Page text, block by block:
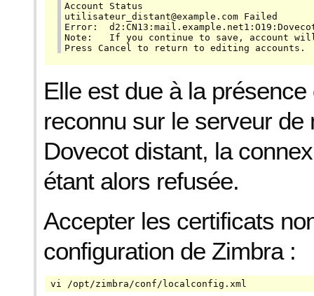
Account Status
utilisateur_distant@example.com Failed
Error:	d2:CN13:mail.example.net1:O19:Dovecot mail server2:OU13:mail.example.net6:accept4:true5:alias31:mail.example.com:A1B2C3D4E5F6G7H8I:fromi123456789012345:host14:mail.example.com3:icn13:mail.example.net2:io19:Dovecot mail server3:iou13:mail.example.net3:md532:A1B2C3D4E5F6G7H8I9J0A1B2C3D4E5F6G:mismatch5:false1:s16:AD1146E274E129054:sha140:A1B2C3D4E5F6G7H8I9J0A1B2C3D4E5F6G7H8I9J0A:toi1234567890000ee
Note:	If you continue to save, account will be marked inactive.
Press Cancel to return to editing accounts.
Elle est due à la présence
reconnu sur le serveur de
Dovecot distant, la
étant alors refusée.
Accepter les certificats
configuration de Zimbra :
vi /opt/zimbra/conf/localconfig.xml